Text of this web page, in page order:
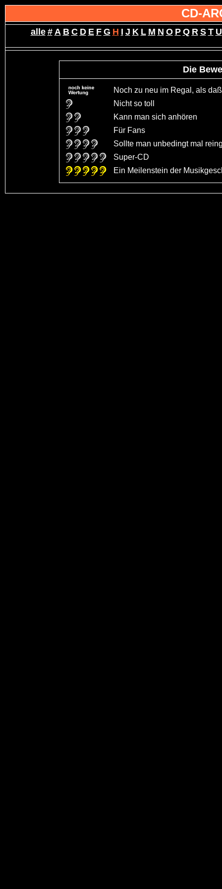
CD-
alle # A B C D E F G H I J K L M N O P Q R S T U
Die
Noch zu neu im Regal, als
Nicht so toll
Kann man sich anhören
Für Fans
Sollte man unbedingt mal
Super-CD
Ein Meilenstein der